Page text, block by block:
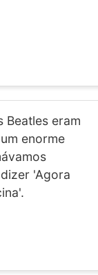
Beatles eram
enorme
'Agora